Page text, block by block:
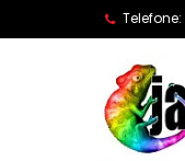
Telefone: